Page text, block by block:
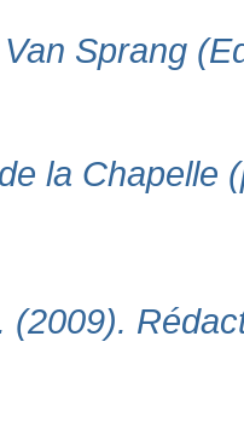
Sprang
la Chapelle
(2009).